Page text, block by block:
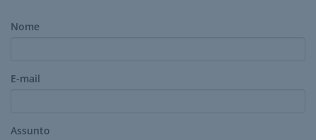
Nome
E-mail
Assunto